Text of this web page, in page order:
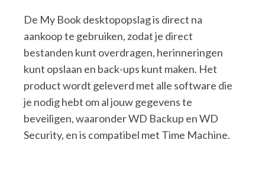
De My Book desktopopslag is direct na
aankoop te gebruiken, zodat je direct
bestanden kunt overdragen, herinneringen
kunt opslaan en back-ups kunt maken. Het
product wordt geleverd met alle software die
je nodig hebt om al jouw gegevens te
beveiligen, waaronder WD Backup en WD
Security, en is compatibel met Time Machine.